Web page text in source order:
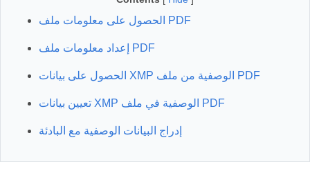
الحصول على معلومات ملف PDF
إعداد معلومات ملف PDF
الحصول على بيانات XMP الوصفية من ملف PDF
تعيين بيانات XMP الوصفية في ملف PDF
إدراج البيانات الوصفية مع البادئة